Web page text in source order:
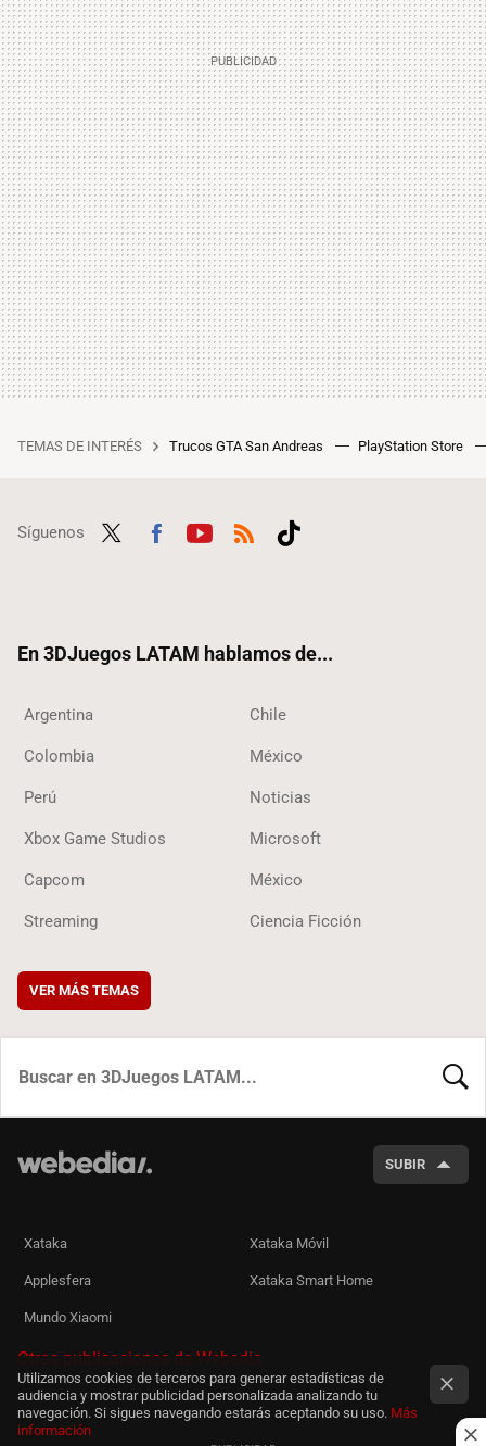
TEMAS DE INTERÉS Trucos GTA San Andreas PlayStation Store
Síguenos
En 3DJuegos LATAM hablamos de...
Argentina Chile
Colombia México
Perú Noticias
Xbox Game Studios Microsoft
Capcom México
Streaming Ciencia Ficción
VER MÁS TEMAS
SUBIR
Xataka Xataka Móvil
Applesfera Xataka Smart Home
Mundo Xiaomi
Otras publicaciones de Webedia
Utilizamos cookies de terceros para generar estadísticas de
audiencia y mostrar publicidad personalizada analizando tu
navegación. Si sigues navegando estarás aceptando su uso. Más
información